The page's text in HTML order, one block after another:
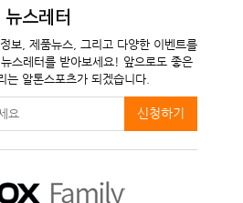
뉴스레터
보, 제품뉴스, 그리고 다양한 이벤트를
스레터를 받아보세요! 앞으로도 좋은
는 알톤스포츠가 되겠습니다.
신청하기